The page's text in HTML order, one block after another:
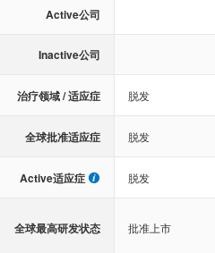
Active公司
Inactive公司
治疗领域 / 适应症 脱发
全球批准适应症 脱发
Active适应症 脱发
全球最高研发状态 批准上市